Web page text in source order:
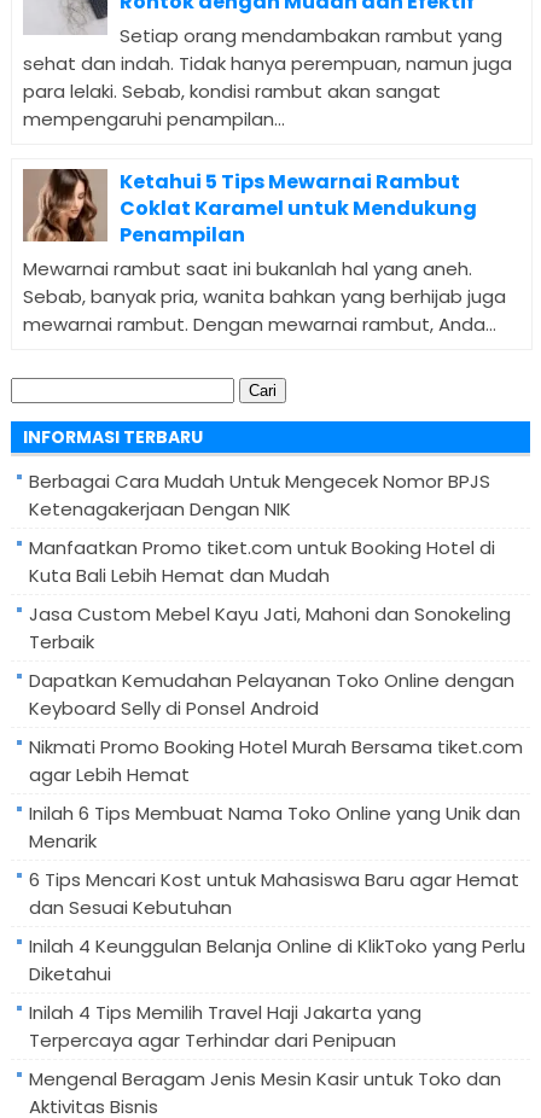
Setiap orang mendambakan rambut yang
sehat dan indah. Tidak hanya perempuan, namun juga
para lelaki. Sebab, kondisi rambut akan sangat
mempengaruhi penampilan...
Ketahui 5 Tips Mewarnai Rambut
Coklat Karamel untuk Mendukung
Penampilan
Mewarnai rambut saat ini bukanlah hal yang aneh.
Sebab, banyak pria, wanita bahkan yang berhijab juga
mewarnai rambut. Dengan mewarnai rambut, Anda...
Cari
untuk:
INFORMASI TERBARU
Berbagai Cara Mudah Untuk Mengecek Nomor BPJS
Ketenagakerjaan Dengan NIK
Manfaatkan Promo tiket.com untuk Booking Hotel di
Kuta Bali Lebih Hemat dan Mudah
Jasa Custom Mebel Kayu Jati, Mahoni dan Sonokeling
Terbaik
Dapatkan Kemudahan Pelayanan Toko Online dengan
Keyboard Selly di Ponsel Android
Nikmati Promo Booking Hotel Murah Bersama tiket.com
agar Lebih Hemat
Inilah 6 Tips Membuat Nama Toko Online yang Unik dan
Menarik
6 Tips Mencari Kost untuk Mahasiswa Baru agar Hemat
dan Sesuai Kebutuhan
Inilah 4 Keunggulan Belanja Online di KlikToko yang Perlu
Diketahui
Inilah 4 Tips Memilih Travel Haji Jakarta yang
Terpercaya agar Terhindar dari Penipuan
Mengenal Beragam Jenis Mesin Kasir untuk Toko dan
Aktivitas Bisnis